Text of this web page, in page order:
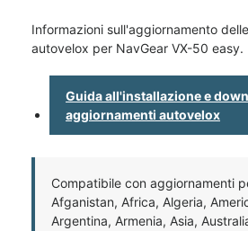
Informazioni sull'aggiornamento
autovelox per NavGear VX-50 easy.
Guida all'installazione e
aggiornamenti autovelox
Compatibile con aggiornamenti
Afganistan, Africa, Algeria,
Argentina, Armenia, Asia,